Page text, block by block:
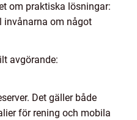
om praktiska lösningar:
invånarna om något
avgörande:
Det gäller både
för rening och mobila